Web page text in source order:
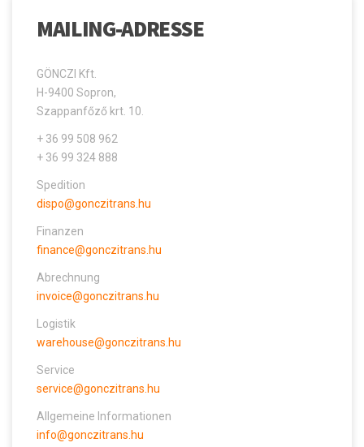
MAILING-ADRESSE
GÖNCZI Kft.
H-9400 Sopron,
Szappanfőző krt. 10.
+ 36 99 508 962
+ 36 99 324 888
Spedition
dispo@gonczitrans.hu
Finanzen
finance@gonczitrans.hu
Abrechnung
invoice@gonczitrans.hu
Logistik
warehouse@gonczitrans.hu
Service
service@gonczitrans.hu
Allgemeine Informationen
info@gonczitrans.hu